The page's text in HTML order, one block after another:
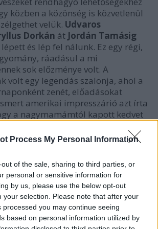
Process My Personal Information
of the sale, sharing to third parties, or
personal or sensitive information for
by us, please use the below opt-out
your selection. Please note that after your
processed you may continue seeing
based on personal information utilized by
közben a közönség is közvetlenül
velük. Udvaros
Dorkán át Jordán Tamásig
és lép fel nálunk. Ez egy régi,
ráadásul a mi
sok előzménye volt. A
volt egy legendás szalonja, ahol a
zenét, előadásokat
amerikai impresszárió azt írta
a nagymamámtól kapott kedvet